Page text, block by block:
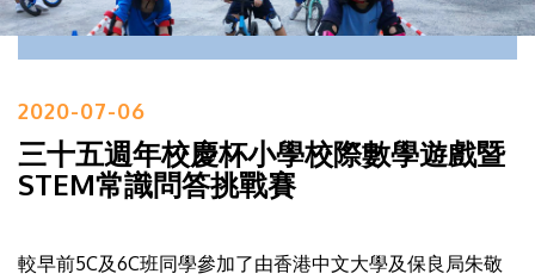
2020-07-06
三十五週年校慶杯小學校際數學遊戲暨
STEM常識問答挑戰賽
較早前5C及6C班同學參加了由香港中文大學及保良局朱敬